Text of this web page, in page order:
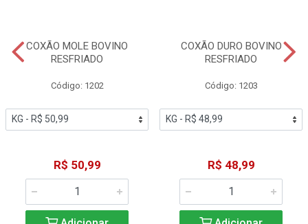
COXÃO MOLE BOVINO
RESFRIADO
Código: 1202
R$ 50,99
COXÃO DURO BOVINO
RESFRIADO
Código: 1203
R$ 48,99